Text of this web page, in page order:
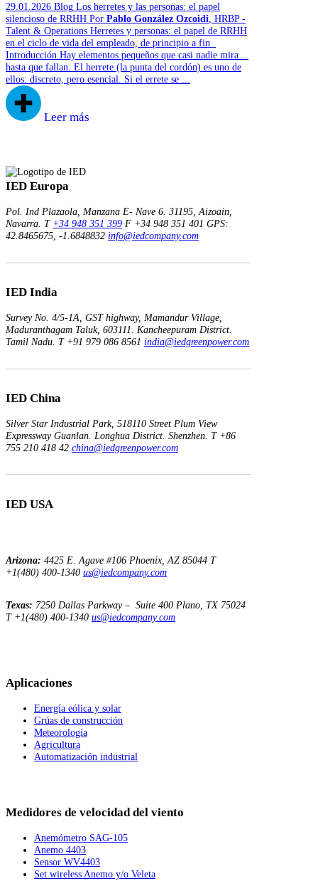
29.01.2026 Blog Los herretes y las personas: el papel
silencioso de RRHH Por Pablo González Ozcoidi , HRBP -
Talent & Operations Herretes y personas: el papel de RRHH
en el ciclo de vida del empleado, de principio a fin
Introducción Hay elementos pequeños que casi nadie mira…
hasta que fallan. El herrete (la punta del cordón) es uno de
ellos: discreto, pero esencial. Si el errete se ...
Leer más
IED Europa
Pol. Ind Plazaola, Manzana E- Nave 6. 31195, Aizoain,
Navarra. T +34 948 351 399 F +34 948 351 401 GPS:
42.8465675, -1.6848832 info@iedcompany.com
IED India
Survey No. 4/5-1A, GST highway, Mamandur Village,
Maduranthagam Taluk, 603111.
Kancheepuram District.
Tamil Nadu. T +91 979 086 8561 india@iedgreenpower.com
IED China
Silver Star Industrial Park, 518110 Street Plum View
Expressway Guanlan. Longhua District. Shenzhen. T +86
755 210 418 42 china@iedgreenpower.com
IED USA
Arizona: 4425 E. Agave #106 Phoenix, AZ 85044 T
+1(480) 400-1340 us@iedcompany.com
Texas: 7250 Dallas Parkway – Suite 400 Plano, TX 75024
T +1(480) 400-1340 us@iedcompany.com
Aplicaciones
Energía eólica y solar
Grúas de construcción
Meteorología
Agricultura
Automatización industrial
Medidores de velocidad del viento
Anemómetro SAG-105
Anemo 4403
Sensor WV4403
Set wireless Anemo y/o Veleta